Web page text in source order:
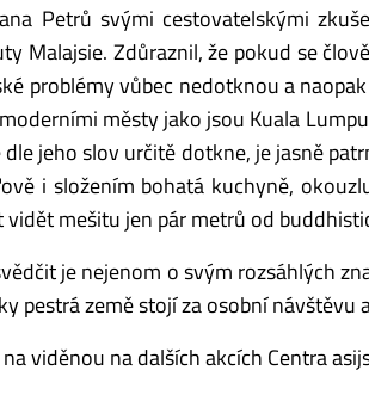
Petrů svými cestovatelskými
Malajsie. Zdůraznil, že pokud se
problémy vůbec nedotknou a
městy jako jsou Kuala
jeho slov určitě dotkne, je jasně
i složením bohatá kuchyně,
mešitu jen pár metrů od
je nejenom o svým rozsáhlých
pestrá země stojí za osobní návštěvu
viděnou na dalších akcích Centra